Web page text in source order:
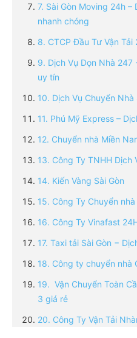
7. Sài Gòn Moving 24h
nhanh chóng
8. CTCP Đầu Tư Vận Tải
9. Dịch Vụ Dọn Nhà
uy tín
10. Dịch Vụ Chuyển
11. Phú Mỹ Express –
12. Chuyển nhà Miền
13. Công Ty TNHH Dịch
14. Kiến Vàng Sài Gòn
15. Công Ty Chuyển
16. Công Ty Vinafast
17. Taxi tải Sài Gòn −
18. Công ty chuyển nhà
19. Vận Chuyển Toàn
3 giá rẻ
20. Công Ty Vận Tải